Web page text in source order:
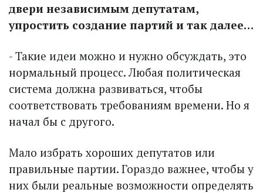
двери независимым депутатам,
упростить соз­дание партий и так далее…
- Такие идеи можно и нужно обсуждать, это
нормальный процесс. Любая политическая
система должна развиваться, чтобы
соответствовать требованиям времени. Но я
начал бы с другого.
Мало избрать хороших депутатов или
правильные партии. Гораздо важнее, чтобы у
них были реальные возможности определять